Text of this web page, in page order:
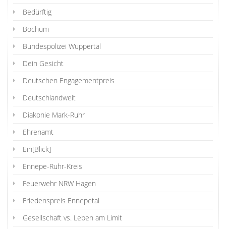
Bedürftig
Bochum
Bundespolizei Wuppertal
Dein Gesicht
Deutschen Engagementpreis
Deutschlandweit
Diakonie Mark-Ruhr
Ehrenamt
Ein[Blick]
Ennepe-Ruhr-Kreis
Feuerwehr NRW Hagen
Friedenspreis Ennepetal
Gesellschaft vs. Leben am Limit